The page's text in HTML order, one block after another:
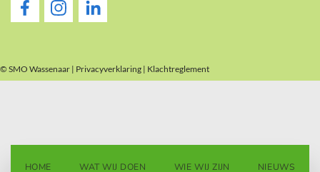
© SMO Wassenaar | Privacyverklaring | Klachtreglement
HOME WAT WIJ DOEN WIE WIJ ZIJN NIEUWS